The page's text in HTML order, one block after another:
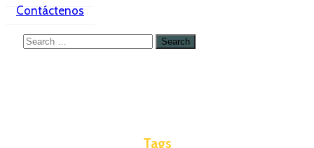
Contáctenos
Tags